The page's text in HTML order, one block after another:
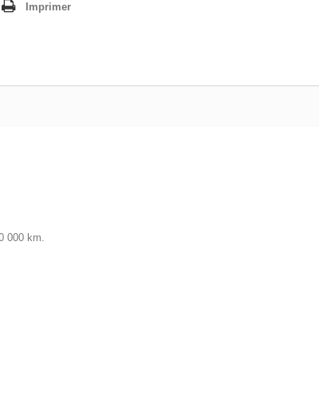
Imprimer
000 km.